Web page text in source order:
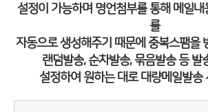
설정이 가능하며 명언첨부를 통해 메일
를
자동으로 생성해주기 때문에 중복스팸을
랜덤발송, 순차발송, 묶음발송 등 발
설정하여 원하는 대로 대량메일발송